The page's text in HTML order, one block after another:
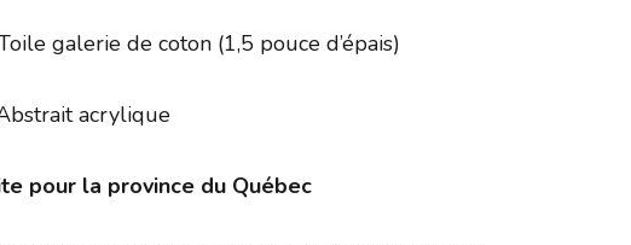
galerie de coton (1,5 pouce d’épais)
acrylique
pour la province du Québec